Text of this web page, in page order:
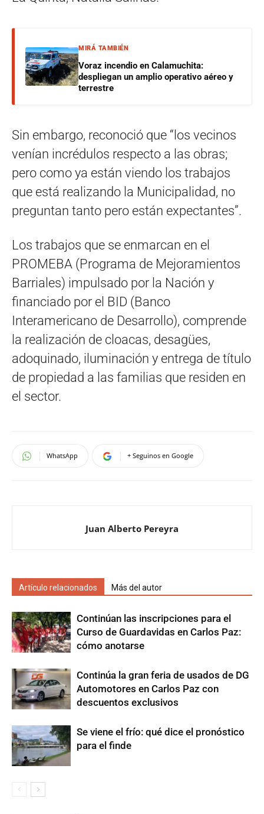
MIRÁ TAMBIÉN
Voraz incendio en Calamuchita:
despliegan un amplio operativo aéreo y
terrestre
Sin embargo, reconoció que “los vecinos
venían incrédulos respecto a las obras;
pero como ya están viendo los trabajos
que está realizando la Municipalidad, no
preguntan tanto pero están expectantes”.
Los trabajos que se enmarcan en el
PROMEBA (Programa de Mejoramientos
Barriales) impulsado por la Nación y
financiado por el BID (Banco
Interamericano de Desarrollo), comprende
la realización de cloacas, desagües,
adoquinado, iluminación y entrega de título
de propiedad a las familias que residen en
el sector.
WhatsApp + Seguinos en Google
Juan Alberto Pereyra
Artículo relacionados Más del autor
Continúan las inscripciones para el
Curso de Guardavidas en Carlos Paz:
cómo anotarse
Continúa la gran feria de usados de DG
Automotores en Carlos Paz con
descuentos exclusivos
Se viene el frío: qué dice el pronóstico
para el finde